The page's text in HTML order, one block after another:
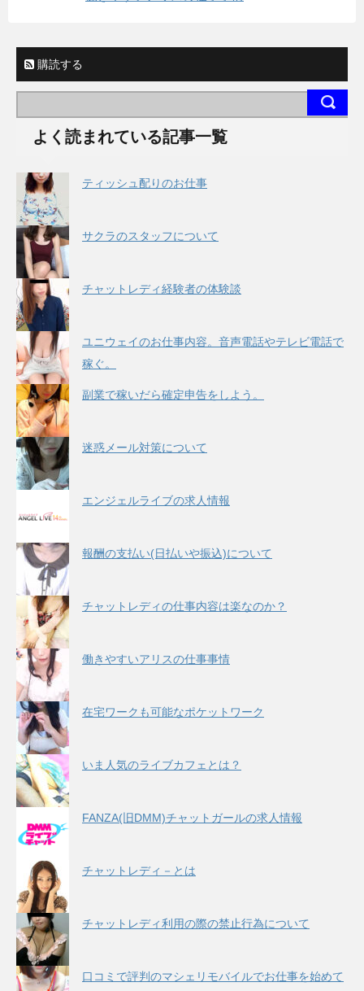
購読する
よく読まれている記事一覧
ティッシュ配りのお仕事
サクラのスタッフについて
チャットレディ経験者の体験談
ユニウェイのお仕事内容。音声電話やテレビ電話で
稼ぐ。
副業で稼いだら確定申告をしよう。
迷惑メール対策について
エンジェルライブの求人情報
報酬の支払い(日払いや振込)について
チャットレディの仕事内容は楽なのか？
働きやすいアリスの仕事事情
在宅ワークも可能なポケットワーク
いま人気のライブカフェとは？
FANZA(旧DMM)チャットガールの求人情報
チャットレディ－とは
チャットレディ利用の際の禁止行為について
口コミで評判のマシェリモバイルでお仕事を始めて